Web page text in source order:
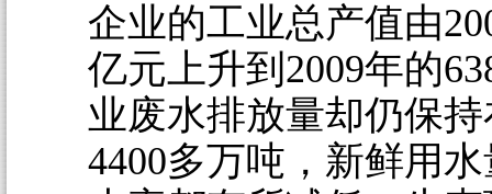
企业的工业总产值由
亿元上升到2009年的
业废水排放量却仍保
4400多万吨，新鲜用